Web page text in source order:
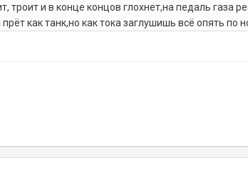
троит и в конце концов глохнет,на педаль газа
как танк,но как тока заглушишь всё опять по